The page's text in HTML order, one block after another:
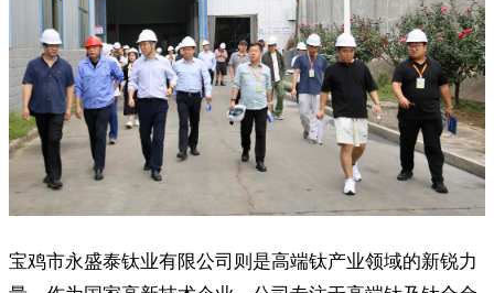
宝鸡市永盛泰钛业有限公司则是高端钛产业领域的新锐力